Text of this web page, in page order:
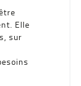
Elle
sur